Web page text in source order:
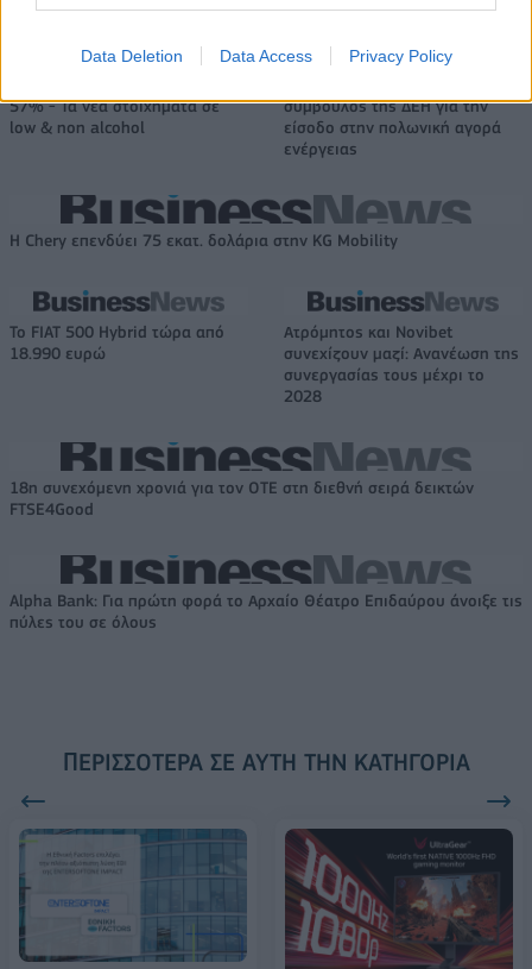
Data Deletion Data Access Privacy Policy
Β.Σ. Καρούλιας: Τζίρος 98,7
57% - Τα νέα στοιχήματα σε
low & non alcohol
Deloitte Ελλάδος:
σύμβουλος της ΔΕΗ για την
είσοδο στην πολωνική αγορά
ενέργειας
Η Chery επενδύει 75 εκατ. δολάρια στην KG Mobility
Το FIAT 500 Hybrid τώρα από
18.990 ευρώ
Ατρόμητος και Novibet
συνεχίζουν μαζί: Ανανέωση της
συνεργασίας τους μέχρι το
2028
18η συνεχόμενη χρονιά για τον ΟΤΕ στη διεθνή σειρά δεικτών
FTSE4Good
Alpha Bank: Για πρώτη φορά το Αρχαίο Θέατρο Επιδαύρου άνοιξε τις
πύλες του σε όλους
ΠΕΡΙΣΣΌΤΕΡΑ ΣΕ ΑΥΤΉ ΤΗΝ ΚΑΤΗΓΟΡΊΑ